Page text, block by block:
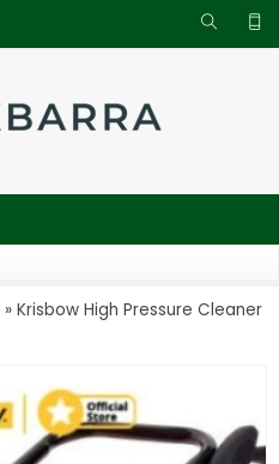
» Krisbow High Pressure Cleaner